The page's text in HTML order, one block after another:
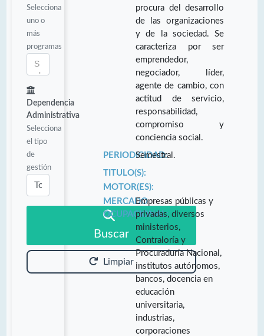
Selecciona
uno o
más
programas
Dependencia
Administrativa
Selecciona
el tipo
de
gestión
Buscar
Limpiar
procura del desarrollo
de las organizaciones
y de la sociedad. Se
caracteriza por ser
emprendedor,
negociador, líder,
agente de cambio, con
actitud de servicio,
responsabilidad,
compromiso y
conciencia social.
PERIODICIDAD:
Semestral.
TITULO(S):
MOTOR(ES):
MERCADO
OCUPACIONAL:
Empresas públicas y
privadas, diversos
ministerios,
Contraloría y
Procuraduría Nacional,
institutos autónomos,
bancos, docencia en
educación
universitaria,
industrias,
corporaciones